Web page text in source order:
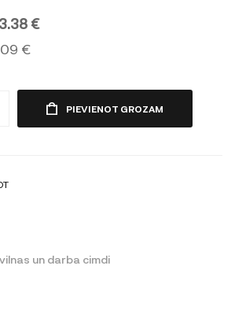
3.38 €
€
PIEVIENOT GROZAM
un darba cimdi